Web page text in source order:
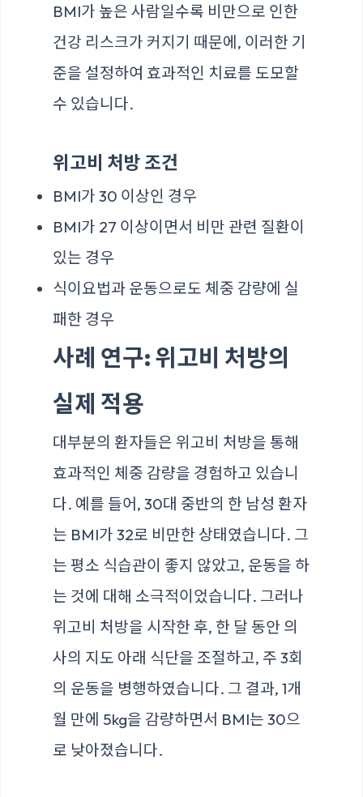
BMI가 높은 사람일수록 비만으로 인한
건강 리스크가 커지기 때문에, 이러한 기
준을 설정하여 효과적인 치료를 도모할
수 있습니다.
위고비 처방 조건
BMI가 30 이상인 경우
BMI가 27 이상이면서 비만 관련 질환이
있는 경우
식이요법과 운동으로도 체중 감량에 실
패한 경우
사례 연구: 위고비 처방의
실제 적용
대부분의 환자들은 위고비 처방을 통해
효과적인 체중 감량을 경험하고 있습니
다. 예를 들어, 30대 중반의 한 남성 환자
는 BMI가 32로 비만한 상태였습니다. 그
는 평소 식습관이 좋지 않았고, 운동을 하
는 것에 대해 소극적이었습니다. 그러나
위고비 처방을 시작한 후, 한 달 동안 의
사의 지도 아래 식단을 조절하고, 주 3회
의 운동을 병행하였습니다. 그 결과, 1개
월 만에 5kg을 감량하면서 BMI는 30으
로 낮아졌습니다.